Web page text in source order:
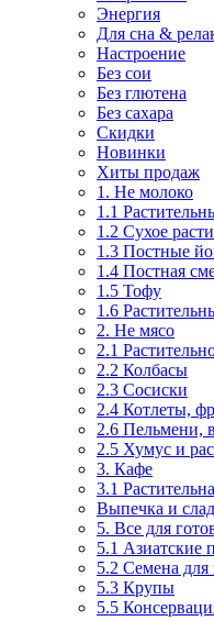
Энергия
Для сна &
Настроение
Без сои
Без глютена
Без сахара
Скидки
Новинки
Хиты продаж
1. Не молоко
1.1
1.2 Сухое
1.3 Постные
1.4 Постная
1.5 Тофу
1.6
2. Не мясо
2.1
2.2 Колбасы
2.3 Сосиски
2.4 Котлеты,
2.6 Пельмени,
2.5 Хумус и
3. Кафе
3.1
Выпечка и
5. Все для
5.1 Азиатские
5.2 Семена
5.3 Крупы
5.5